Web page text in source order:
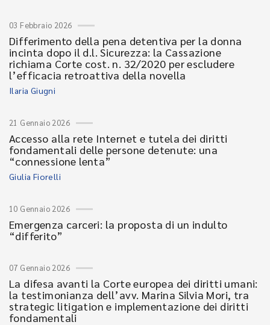
03 Febbraio 2026
Differimento della pena detentiva per la donna
incinta dopo il d.l. Sicurezza: la Cassazione
richiama Corte cost. n. 32/2020 per escludere
l’efficacia retroattiva della novella
Ilaria Giugni
21 Gennaio 2026
Accesso alla rete Internet e tutela dei diritti
fondamentali delle persone detenute: una
“connessione lenta”
Giulia Fiorelli
10 Gennaio 2026
Emergenza carceri: la proposta di un indulto
“differito”
07 Gennaio 2026
La difesa avanti la Corte europea dei diritti umani:
la testimonianza dell’avv. Marina Silvia Mori, tra
strategic litigation e implementazione dei diritti
fondamentali